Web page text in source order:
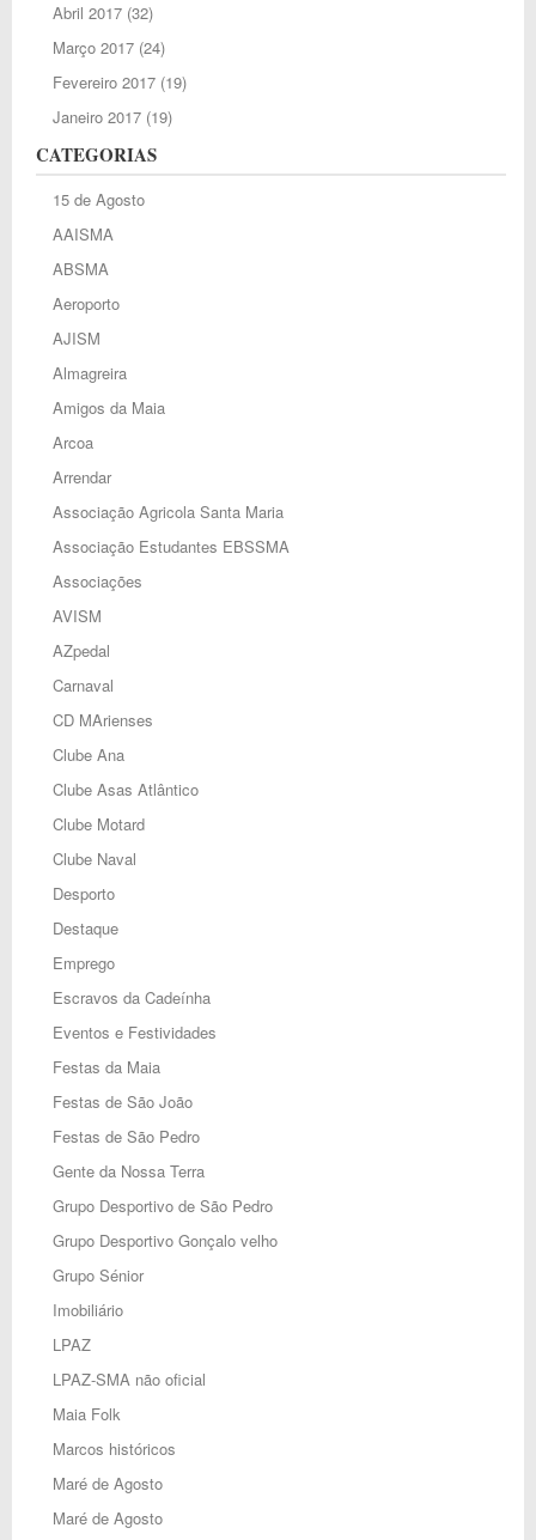
Abril 2017(32)
Março 2017(24)
Fevereiro 2017(19)
Janeiro 2017(19)
CATEGORIAS
15 de Agosto
AAISMA
ABSMA
Aeroporto
AJISM
Almagreira
Amigos da Maia
Arcoa
Arrendar
Associação Agricola Santa Maria
Associação Estudantes EBSSMA
Associações
AVISM
AZpedal
Carnaval
CD MArienses
Clube Ana
Clube Asas Atlântico
Clube Motard
Clube Naval
Desporto
Destaque
Emprego
Escravos da Cadeínha
Eventos e Festividades
Festas da Maia
Festas de São João
Festas de São Pedro
Gente da Nossa Terra
Grupo Desportivo de São Pedro
Grupo Desportivo Gonçalo velho
Grupo Sénior
Imobiliário
LPAZ
LPAZ-SMA não oficial
Maia Folk
Marcos históricos
Maré de Agosto
Maré de Agosto